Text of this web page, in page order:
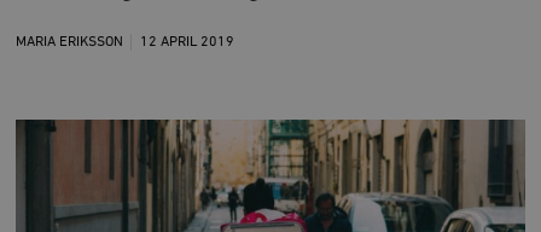
MARIA ERIKSSON 12 APRIL 2019